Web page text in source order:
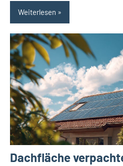
Weiterlesen
Dachfläche